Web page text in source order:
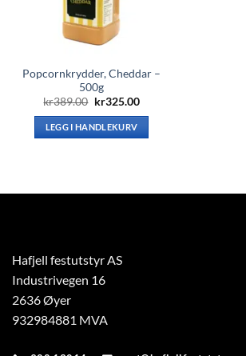
Popcornkrydder, Cheddar –
500g
kr389.00 Opprinnelig
var:
kr389.00.
kr325.00Nåværende
LEGG I HANDLEKURV
Hafjell festutstyr AS
Industrivegen 16
2636 Øyer
932984881 MVA